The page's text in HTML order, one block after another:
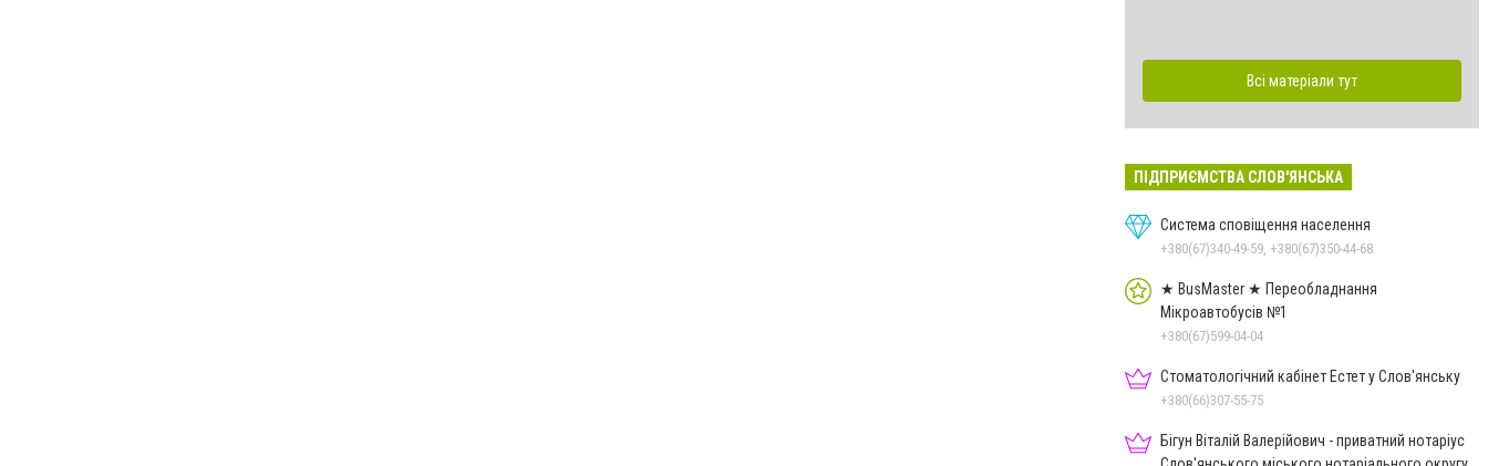
Всі матеріали тут
ПІДПРИЄМСТВА СЛОВ'ЯНСЬКА
Система сповіщення населення
+380(67)340-49-59, +380(67)350-44-68
★ BusMaster ★ Переобладнання
Мікроавтобусів №1
+380(67)599-04-04
Стоматологічний кабінет Естет у Слов'янську
+380(66)307-55-75
Бігун Віталій Валерійович - приватний нотаріус